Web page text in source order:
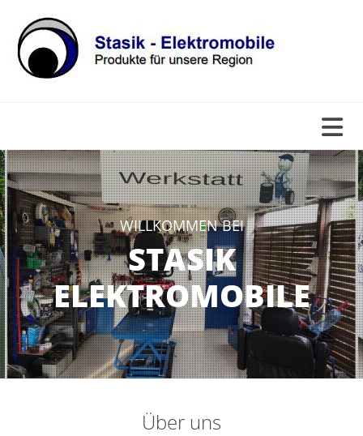
WILLKOMMEN BEI
STASIK
ELEKTROMOBILE
Über uns